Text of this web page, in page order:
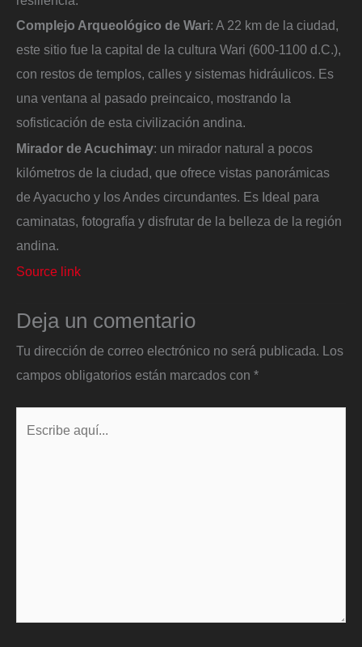
Complejo Arqueológico de Wari: A 22 km de la ciudad,
este sitio fue la capital de la cultura Wari (600-1100 d.C.),
con restos de templos, calles y sistemas hidráulicos. Es
una ventana al pasado preincaico, mostrando la
sofisticación de esta civilización andina.
Mirador de Acuchimay: un mirador natural a pocos
kilómetros de la ciudad, que ofrece vistas panorámicas
de Ayacucho y los Andes circundantes. Es Ideal para
caminatas, fotografía y disfrutar de la belleza de la región
andina.
Source link
Deja un comentario
Tu dirección de correo electrónico no será publicada. Los
campos obligatorios están marcados con *